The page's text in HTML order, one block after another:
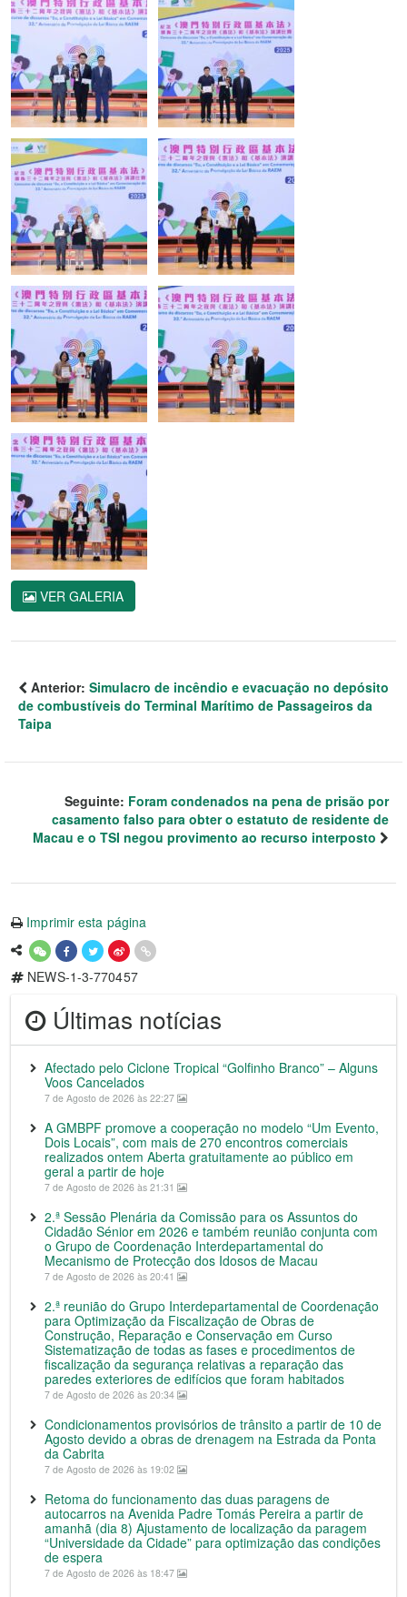
VER GALERIA
Anterior: Simulacro de incêndio e evacuação no depósito
de combustíveis do Terminal Marítimo de Passageiros da
Taipa
Seguinte: Foram condenados na pena de prisão por
casamento falso para obter o estatuto de residente de
Macau e o TSI negou provimento ao recurso interposto
Imprimir esta página
NEWS-1-3-770457
Últimas notícias
Afectado pelo Ciclone Tropical “Golfinho Branco” – Alguns
Voos Cancelados
7 de Agosto de 2026 às 22:27
A GMBPF promove a cooperação no modelo “Um Evento,
Dois Locais”, com mais de 270 encontros comerciais
realizados ontem Aberta gratuitamente ao público em
geral a partir de hoje
7 de Agosto de 2026 às 21:31
2.ª Sessão Plenária da Comissão para os Assuntos do
Cidadão Sénior em 2026 e também reunião conjunta com
o Grupo de Coordenação Interdepartamental do
Mecanismo de Protecção dos Idosos de Macau
7 de Agosto de 2026 às 20:41
2.ª reunião do Grupo Interdepartamental de Coordenação
para Optimização da Fiscalização de Obras de
Construção, Reparação e Conservação em Curso
Sistematização de todas as fases e procedimentos de
fiscalização da segurança relativas a reparação das
paredes exteriores de edifícios que foram habitados
7 de Agosto de 2026 às 20:34
Condicionamentos provisórios de trânsito a partir de 10 de
Agosto devido a obras de drenagem na Estrada da Ponta
da Cabrita
7 de Agosto de 2026 às 19:02
Retoma do funcionamento das duas paragens de
autocarros na Avenida Padre Tomás Pereira a partir de
amanhã (dia 8) Ajustamento de localização da paragem
“Universidade da Cidade” para optimização das condições
de espera
7 de Agosto de 2026 às 18:47